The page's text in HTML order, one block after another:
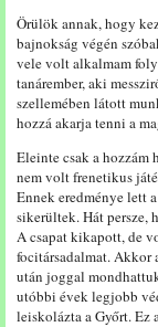
Örülök annak, hogy
bajnokság végén
vele volt alkalmam
tanárember, aki
szellemében látott
hozzá akarja tenni a
Eleinte csak a hozzám
nem volt frenetikus
Ennek eredménye lett
sikerültek. Hát persze,
A csapat kikapott, de
focitársadalmat. Akkor
után joggal
utóbbi évek legjobb
leiskolázta a Győrt. Ez